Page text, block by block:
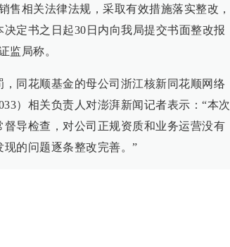
售相关法律法规，采取有效措施落实整改，
定书之日起30日内向我局提交书面整改报
监局称。
同花顺基金的母公司浙江核新同花顺网络
）相关负责人对澎湃新闻记者表示：“本次
导检查，对公司正规资质和业务运营没有
的问题逐条整改完善。”